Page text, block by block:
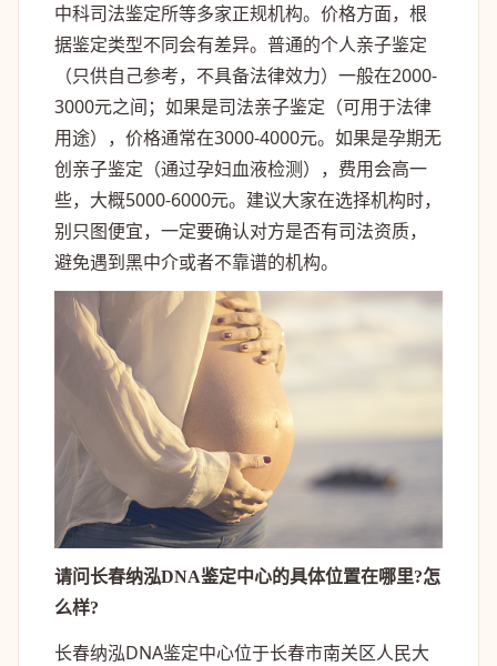
中科司法鉴定所等多家正规机构。价格方面，根
据鉴定类型不同会有差异。普通的个人亲子鉴定
（只供自己参考，不具备法律效力）一般在2000-
3000元之间；如果是司法亲子鉴定（可用于法律
用途），价格通常在3000-4000元。如果是孕期无
创亲子鉴定（通过孕妇血液检测），费用会高一
些，大概5000-6000元。建议大家在选择机构时，
别只图便宜，一定要确认对方是否有司法资质，
避免遇到黑中介或者不靠谱的机构。
请问长春纳泓DNA鉴定中心的具体位置在哪里?怎
么样?
长春纳泓DNA鉴定中心位于长春市南关区人民大